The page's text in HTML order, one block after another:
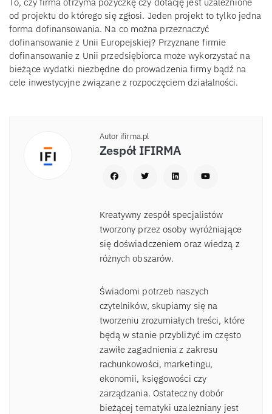
To, czy firma otrzyma pożyczkę czy dotację jest uzależnione
od projektu do którego się zgłosi. Jeden projekt to tylko jedna
forma dofinansowania. Na co można przeznaczyć
dofinansowanie z Unii Europejskiej? Przyznane firmie
dofinansowanie z Unii przedsiębiorca może wykorzystać na
bieżące wydatki niezbędne do prowadzenia firmy bądź na
cele inwestycyjne związane z rozpoczęciem działalności.
Autor ifirma.pl
Zespół IFIRMA
Kreatywny zespół specjalistów
tworzony przez osoby wyróżniające
się doświadczeniem oraz wiedzą z
różnych obszarów.
Świadomi potrzeb naszych
czytelników, skupiamy się na
tworzeniu zrozumiałych treści, które
będą w stanie przybliżyć im często
zawiłe zagadnienia z zakresu
rachunkowości, marketingu,
ekonomii, księgowości czy
zarządzania. Ostateczny dobór
bieżącej tematyki uzależniany jest